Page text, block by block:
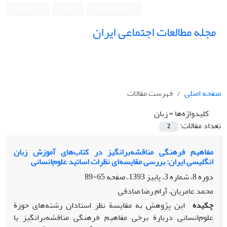
مجله مطالعات اجتماعی ایران
صفحه اصلی
فهرست مقالات
کلیدواژه‌ها =زبان
تعداد مقالات:
2
مفاهیم فرهنگی مناقشه‌برانگیز در کتاب‌های آموزش زبان
انگلیسی ایران: بررسی مقایسه‌ای نظرات اساتید علوم‌انسانی
دوره 8، شماره 3، پاییز 1393، صفحه
65-89
محمد عامریان، آرام رضا صادقی
چکیده این پژوهش به مقایسة نظر استادان رشته‌های حوزة
علوم‌انسانی دربارة برخی مفاهیم فرهنگی مناقشه‌برانگیز یا